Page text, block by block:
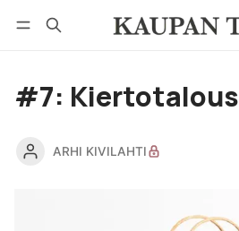
#7: Kiertotalous
ARHI KIVILAHTI